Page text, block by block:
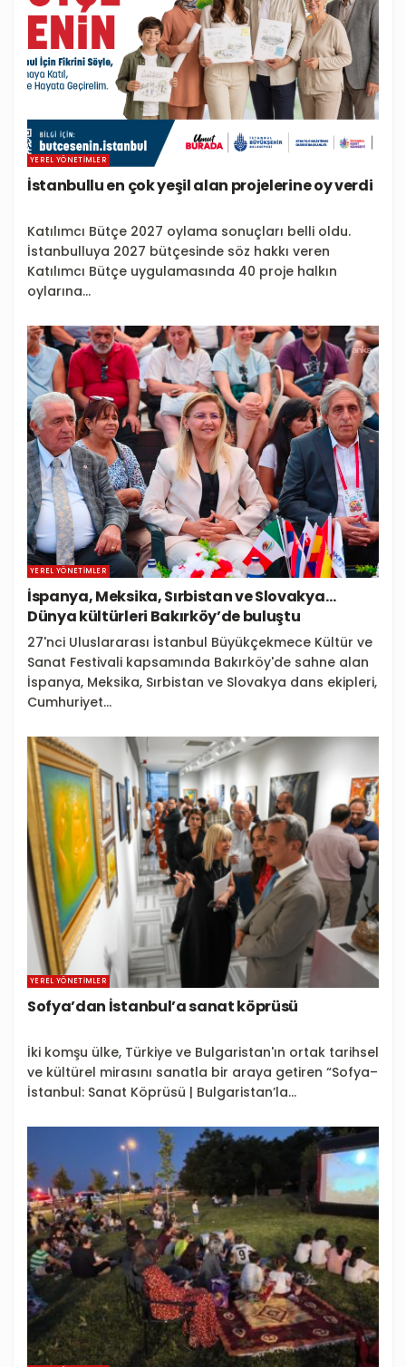
YEREL YÖNETIMLER
İstanbullu en çok yeşil alan projelerine oy verdi
Katılımcı Bütçe 2027 oylama sonuçları belli oldu.
İstanbulluya 2027 bütçesinde söz hakkı veren
Katılımcı Bütçe uygulamasında 40 proje halkın
oylarına...
YEREL YÖNETIMLER
İspanya, Meksika, Sırbistan ve Slovakya…
Dünya kültürleri Bakırköy’de buluştu
27'nci Uluslararası İstanbul Büyükçekmece Kültür ve
Sanat Festivali kapsamında Bakırköy'de sahne alan
İspanya, Meksika, Sırbistan ve Slovakya dans ekipleri,
Cumhuriyet...
YEREL YÖNETIMLER
Sofya’dan İstanbul’a sanat köprüsü
İki komşu ülke, Türkiye ve Bulgaristan'ın ortak tarihsel
ve kültürel mirasını sanatla bir araya getiren “Sofya–
İstanbul: Sanat Köprüsü | Bulgaristan’la...